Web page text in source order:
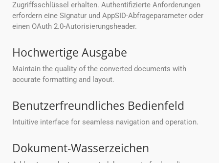
Zugriffsschlüssel erhalten. Authentifizierte Anforderungen
erfordern eine Signatur und AppSID-Abfrageparameter oder
einen OAuth 2.0-Autorisierungsheader.
Hochwertige Ausgabe
Maintain the quality of the converted documents with
accurate formatting and layout.
Benutzerfreundliches Bedienfeld
Intuitive interface for seamless navigation and operation.
Dokument-Wasserzeichen